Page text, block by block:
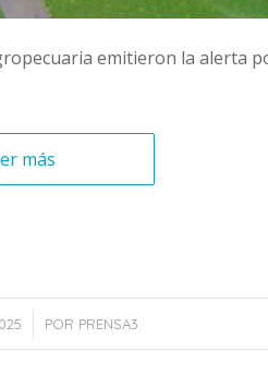
emitieron la alerta
más
POR PRENSA3